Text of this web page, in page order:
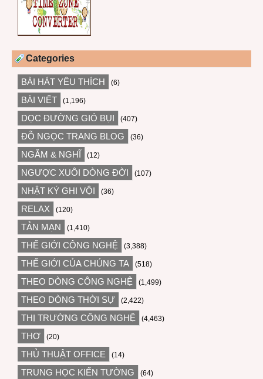
Categories
BÀI HÁT YÊU THÍCH (6)
BÀI VIẾT (1,196)
DỌC ĐƯỜNG GIÓ BỤI (407)
ĐỖ NGỌC TRANG BLOG (36)
NGẪM & NGHĨ (12)
NGƯỢC XUÔI DÒNG ĐỜI (107)
NHẬT KÝ GHI VỘI (36)
RELAX (120)
TẢN MẠN (1,410)
THẾ GIỚI CÔNG NGHỆ (3,388)
THẾ GIỚI CỦA CHÚNG TA (518)
THEO DÒNG CÔNG NGHỆ (1,499)
THEO DÒNG THỜI SỰ (2,422)
THỊ TRƯỜNG CÔNG NGHỆ (4,463)
THƠ (20)
THỦ THUẬT OFFICE (14)
TRUNG HỌC KIẾN TƯỜNG (64)